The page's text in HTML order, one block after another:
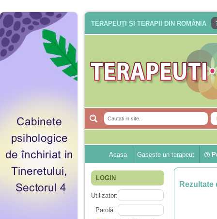
TERAPEUȚI ȘI TERAPII DIN ROMÂNIA
Acasa Gaseste un terapeut
LOGIN
Utilizator:
Parolă:
Rezultate